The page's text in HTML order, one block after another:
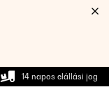
14 napos elállási jog